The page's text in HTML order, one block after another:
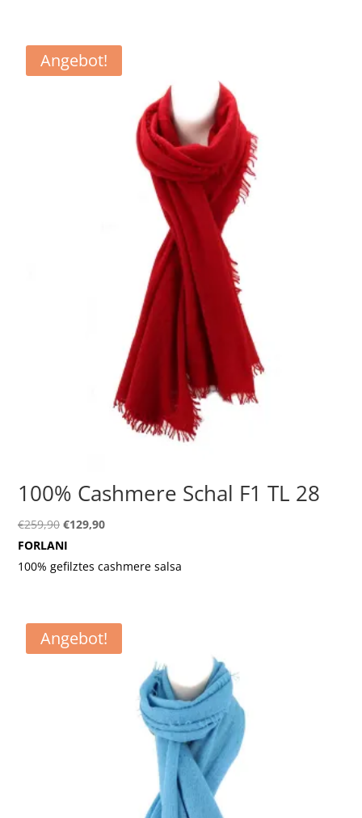
Angebot!
100% Cashmere Schal F1 TL 28
€259,90 Ursprünglicher
Preis
war:
€129,90Aktueller
ist:
FORLANI
100% gefilztes cashmere salsa
Angebot!